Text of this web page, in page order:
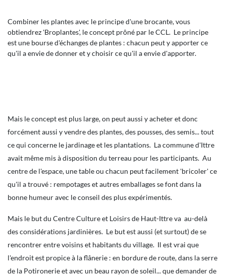
Combiner les plantes avec le principe d'une brocante, vous
obtiendrez 'Broplantes', le concept prôné par le CCL. Le principe
est une bourse d'échanges de plantes : chacun peut y apporter ce
qu'il a envie de donner et y choisir ce qu'il a envie d'apporter.
Mais le concept est plus large, on peut aussi y acheter et donc
forcément aussi y vendre des plantes, des pousses, des semis... tout
ce qui concerne le jardinage et les plantations. La commune d'Ittre
avait même mis à disposition du terreau pour les participants. Au
centre de l'espace, une table ou chacun peut facilement 'bricoler' ce
qu'il a trouvé : rempotages et autres emballages se font dans la
bonne humeur avec le conseil des plus expérimentés.
Mais le but du Centre Culture et Loisirs de Haut-Ittre va au-delà
des considérations jardinières. Le but est aussi (et surtout) de se
rencontrer entre voisins et habitants du village. Il est vrai que
l'endroit est propice à la flânerie : en bordure de route, dans la serre
de la Potironerie et avec un beau rayon de soleil... que demander de